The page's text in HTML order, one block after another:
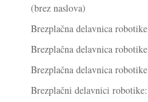
(brez naslova)
Brezplačna delavnica
Brezplačna delavnica
Brezplačna delavnica
Brezplačni delavnici